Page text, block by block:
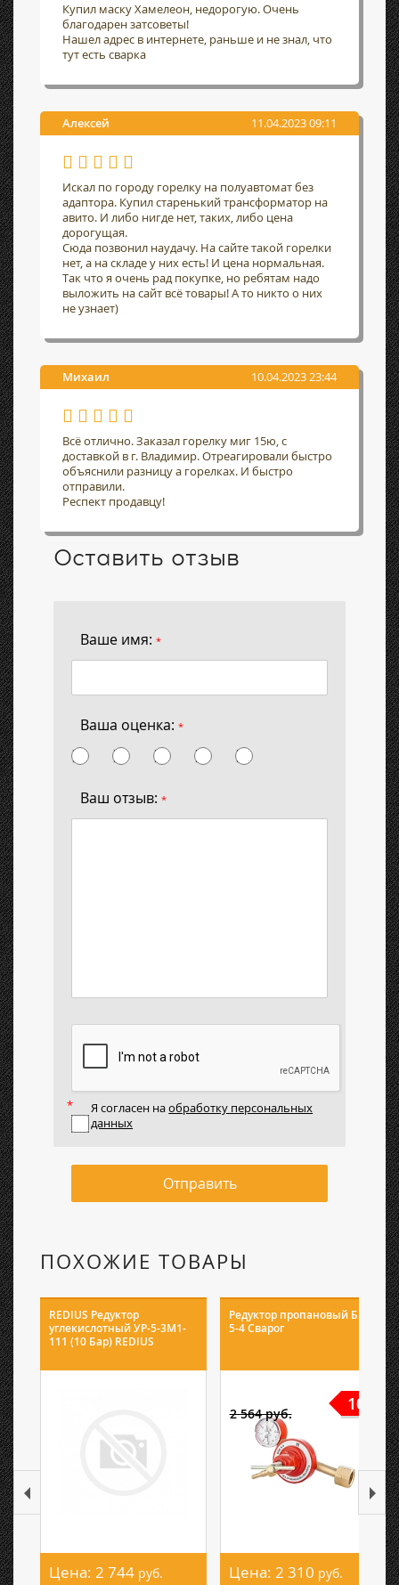
Купил маску Хамелеон, недорогую. Очень
благодарен затсоветы!
Нашел адрес в интернете, раньше и не знал, что
тут есть сварка
Алексей 11.04.2023 09:11
Искал по городу горелку на полуавтомат без
адаптора. Купил старенький трансформатор на
авито. И либо нигде нет, таких, либо цена
дорогущая.
Сюда позвонил наудачу. На сайте такой горелки
нет, а на складе у них есть! И цена нормальная.
Так что я очень рад покупке, но ребятам надо
выложить на сайт всё товары! А то никто о них
не узнает)
Михаил 10.04.2023 23:44
Всё отлично. Заказал горелку миг 15ю, с
доставкой в г. Владимир. Отреагировали быстро
объяснили разницу а горелках. И быстро
отправили.
Респект продавцу!
Оставить отзыв
Ваше имя: *
Ваша оценка: *
Ваш отзыв: *
Я согласен наобработку персональных
данных
Отправить
ПОХОЖИЕ ТОВАРЫ
REDIUS Редуктор
углекислотный УР-5-3М1-
111 (10 Бар) REDIUS
Цена: 2 744 руб.
Редуктор пропановый БПО
5-4 Сварог
10%
2 564 руб.
Цена: 2 310 руб.